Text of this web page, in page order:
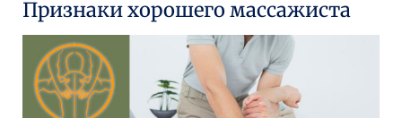
Признаки хорошего массажиста